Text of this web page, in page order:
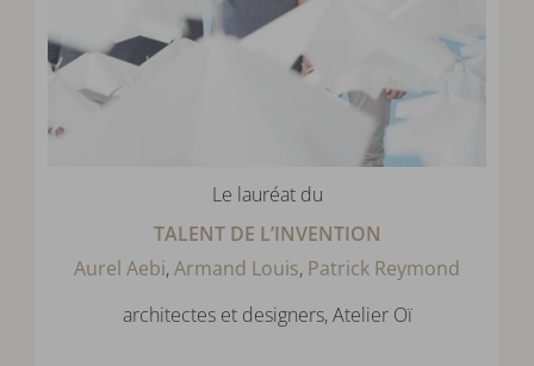
Le lauréat du
TALENT DE L’INVENTION
Aurel Aebi,Armand Louis, Patrick Reymond
architectes et designers, Atelier Oï